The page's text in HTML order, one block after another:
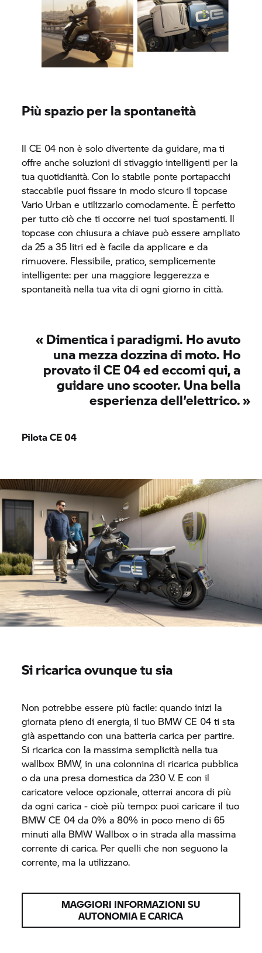
Più spazio per la spontaneità
IlCE 04 non è solo divertente da guidare, ma ti
offre anche soluzioni di stivaggio intelligenti per la
tua quotidianità. Con lo stabile ponte portapacchi
staccabile puoi fissare in modo sicuro il topcase
Vario Urban e utilizzarlo comodamente. È perfetto
per tutto ciò che ti occorre nei tuoi spostamenti. Il
topcase con chiusura a chiave può essere ampliato
da 25 a 35 litri ed è facile da applicare e da
rimuovere. Flessibile, pratico, semplicemente
intelligente: per una maggiore leggerezza e
spontaneità nella tua vita di ogni giorno in città.
«Dimentica i paradigmi. Ho avuto
una mezza dozzina di moto. Ho
provato ilCE 04ed eccomi qui, a
guidare uno scooter. Una bella
esperienza dell’elettrico.»
PilotaCE 04
Si ricarica ovunque tu sia
Non potrebbe essere più facile: quando inizi la
giornata pieno di energia, il tuo BMWCE 04 ti sta
già aspettando con una batteria carica per partire.
Si ricarica con la massima semplicità nella tua
wallbox BMW, in una colonnina di ricarica pubblica
o da una presa domestica da 230 V. E con il
caricatore veloce opzionale, otterrai ancora di più
da ogni carica - cioè più tempo: puoi caricare il tuo
BMWCE 04 da 0% a 80% in poco meno di 65
minuti alla BMW Wallbox o in strada alla massima
corrente di carica. Per quelli che non seguono la
corrente, ma la utilizzano.
MAGGIORI INFORMAZIONI SU
AUTONOMIA E CARICA